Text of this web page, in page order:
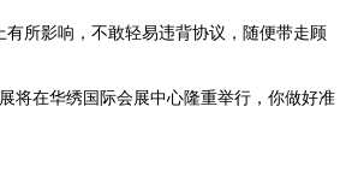
所影响，不敢轻易违背协议，随便带走顾
将在华绣国际会展中心隆重举行，你做好准